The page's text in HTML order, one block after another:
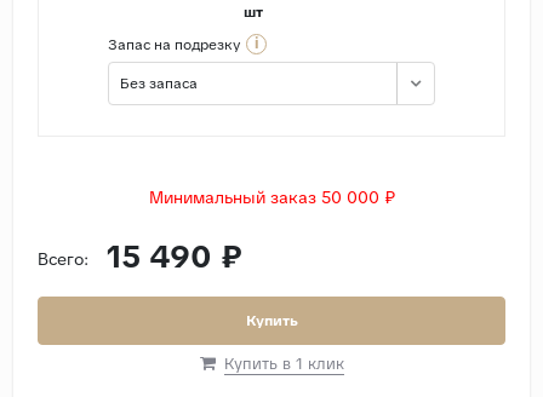
шт
Запас на подрезку
i
Без запаса
Минимальный заказ 50 000 ₽
Всего: 15 490 ₽
Купить
Купить в 1 клик